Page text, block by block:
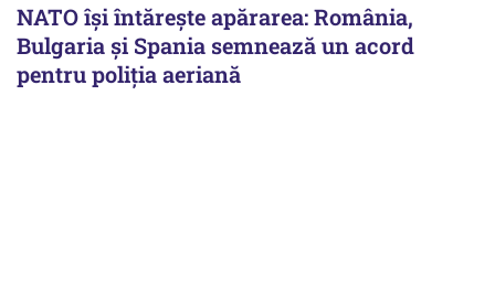
NATO își întărește apărarea: România,
Bulgaria și Spania semnează un acord
pentru poliția aeriană